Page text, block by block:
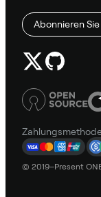
Abonnieren
© 2019–Present